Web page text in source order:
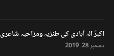
اکبرؔ الہ آبادی کی طنزیہ ومزاحیہ شاعری
دسمبر 28, 2019